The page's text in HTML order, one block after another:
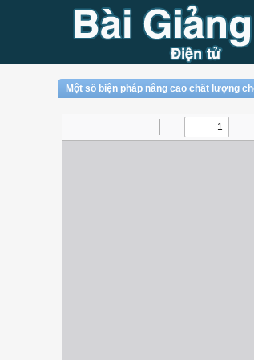
Một số biện pháp nâng cao chất lượng